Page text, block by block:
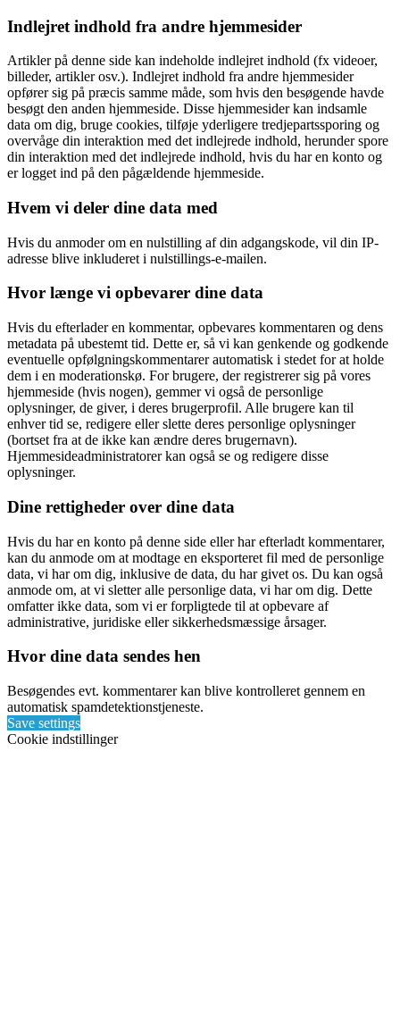
Indlejret indhold fra andre hjemmesider
Artikler på denne side kan indeholde indlejret indhold (fx videoer,
billeder, artikler osv.). Indlejret indhold fra andre hjemmesider
opfører sig på præcis samme måde, som hvis den besøgende havde
besøgt den anden hjemmeside. Disse hjemmesider kan indsamle
data om dig, bruge cookies, tilføje yderligere tredjepartssporing og
overvåge din interaktion med det indlejrede indhold, herunder spore
din interaktion med det indlejrede indhold, hvis du har en konto og
er logget ind på den pågældende hjemmeside.
Hvem vi deler dine data med
Hvis du anmoder om en nulstilling af din adgangskode, vil din IP-
adresse blive inkluderet i nulstillings-e-mailen.
Hvor længe vi opbevarer dine data
Hvis du efterlader en kommentar, opbevares kommentaren og dens
metadata på ubestemt tid. Dette er, så vi kan genkende og godkende
eventuelle opfølgningskommentarer automatisk i stedet for at holde
dem i en moderationskø. For brugere, der registrerer sig på vores
hjemmeside (hvis nogen), gemmer vi også de personlige
oplysninger, de giver, i deres brugerprofil. Alle brugere kan til
enhver tid se, redigere eller slette deres personlige oplysninger
(bortset fra at de ikke kan ændre deres brugernavn).
Hjemmesideadministratorer kan også se og redigere disse
oplysninger.
Dine rettigheder over dine data
Hvis du har en konto på denne side eller har efterladt kommentarer,
kan du anmode om at modtage en eksporteret fil med de personlige
data, vi har om dig, inklusive de data, du har givet os. Du kan også
anmode om, at vi sletter alle personlige data, vi har om dig. Dette
omfatter ikke data, som vi er forpligtede til at opbevare af
administrative, juridiske eller sikkerhedsmæssige årsager.
Hvor dine data sendes hen
Besøgendes evt. kommentarer kan blive kontrolleret gennem en
automatisk spamdetektionstjeneste.
Save settings
Cookie indstillinger